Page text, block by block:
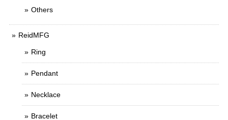
Others
ReidMFG
Ring
Pendant
Necklace
Bracelet